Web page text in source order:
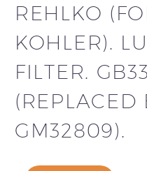
REHLKO
KOHLER).
FILTER.
(REPLACED
GM32809).